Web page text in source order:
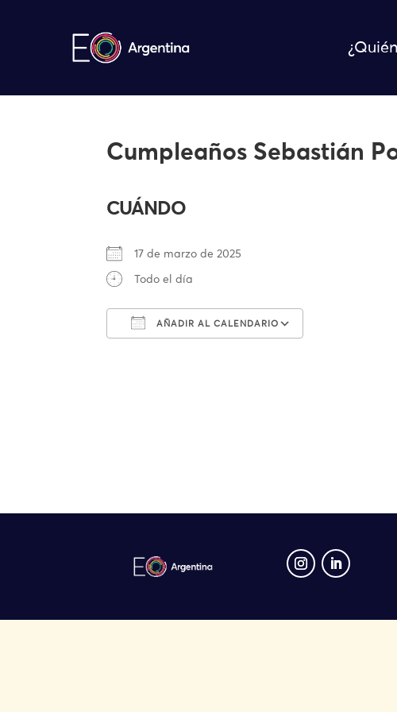
Cumpleaños Sebastián
CUÁNDO
17 de marzo de 2025
Todo el día
AÑADIR AL CALENDARIO